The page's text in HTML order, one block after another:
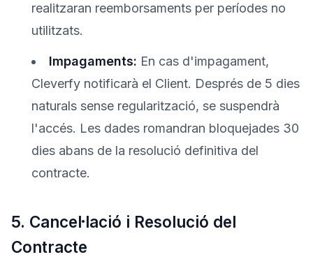
realitzaran reemborsaments per períodes no
utilitzats.
Impagaments: En cas d'impagament,
Cleverfy notificarà el Client. Després de 5 dies
naturals sense regularització, se suspendrà
l'accés. Les dades romandran bloquejades 30
dies abans de la resolució definitiva del
contracte.
5. Cancel·lació i Resolució del
Contracte